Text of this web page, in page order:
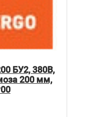
БУ2, 380В,
200 мм,